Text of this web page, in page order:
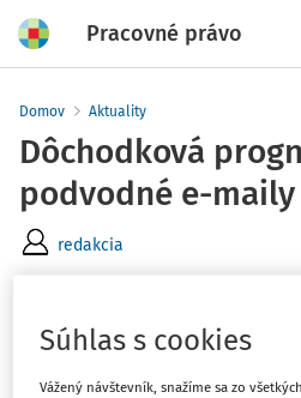
Pracovné právo
Domov Aktuality
Dôchodková
podvodné e-maily
redakcia
Sociálna poisťovňa upozorňuje
doručení dôchodkovej
Súhlas s cookies
Vážený návštevník, snažíme sa zo